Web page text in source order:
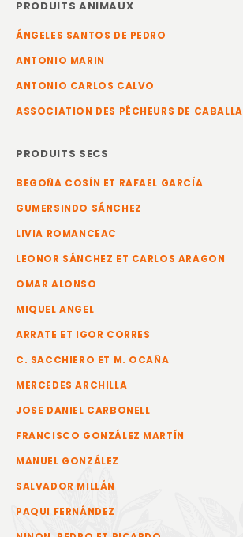
PRODUITS ANIMAUX
ÁNGELES SANTOS DE PEDRO
ANTONIO MARIN
ANTONIO CARLOS CALVO
ASSOCIATION DES PÊCHEURS DE CABALLA
PRODUITS SECS
BEGOÑA COSÍN ET RAFAEL GARCÍA
GUMERSINDO SÁNCHEZ
LIVIA ROMANCEAC
LEONOR SÁNCHEZ ET CARLOS ARAGON
OMAR ALONSO
MIQUEL ANGEL
ARRATE ET IGOR CORRES
C. SACCHIERO ET M. OCAÑA
MERCEDES ARCHILLA
JOSE DANIEL CARBONELL
FRANCISCO GONZÁLEZ MARTÍN
MANUEL GONZÁLEZ
SALVADOR MILLÁN
PAQUI FERNÁNDEZ